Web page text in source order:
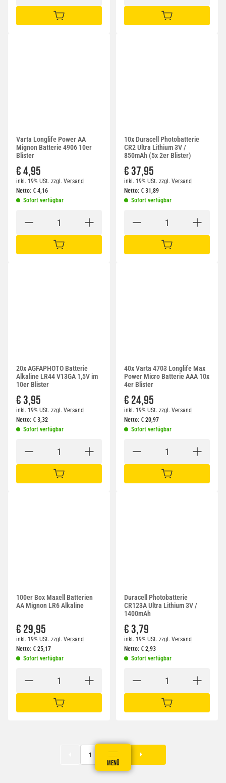
IN DEN WARENKORB IN DEN WARENKORB
Varta Longlife Power AA
Mignon Batterie 4906 10er
Blister
€ 4,95
inkl. 19% USt. zzgl. Versand
Netto: € 4,16
Sofort verfügbar
IN DEN WARENKORB
10x Duracell Photobatterie
CR2 Ultra Lithium 3V /
850mAh (5x 2er Blister)
€ 37,95
inkl. 19% USt. zzgl. Versand
Netto: € 31,89
Sofort verfügbar
IN DEN WARENKORB
20x AGFAPHOTO Batterie
Alkaline LR44 V13GA 1,5V im
10er Blister
€ 3,95
inkl. 19% USt. zzgl. Versand
Netto: € 3,32
Sofort verfügbar
IN DEN WARENKORB
40x Varta 4703 Longlife Max
Power Micro Batterie AAA 10x
4er Blister
€ 24,95
inkl. 19% USt. zzgl. Versand
Netto: € 20,97
Sofort verfügbar
IN DEN WARENKORB
100er Box Maxell Batterien
AA Mignon LR6 Alkaline
€ 29,95
inkl. 19% USt. zzgl. Versand
Netto: € 25,17
Sofort verfügbar
IN DEN WARENKORB
Duracell Photobatterie
CR123A Ultra Lithium 3V /
1400mAh
€ 3,79
inkl. 19% USt. zzgl. Versand
Netto: € 2,93
Sofort verfügbar
IN DEN WARENKORB
1
ANMELDEN MENÜ WARENKORB